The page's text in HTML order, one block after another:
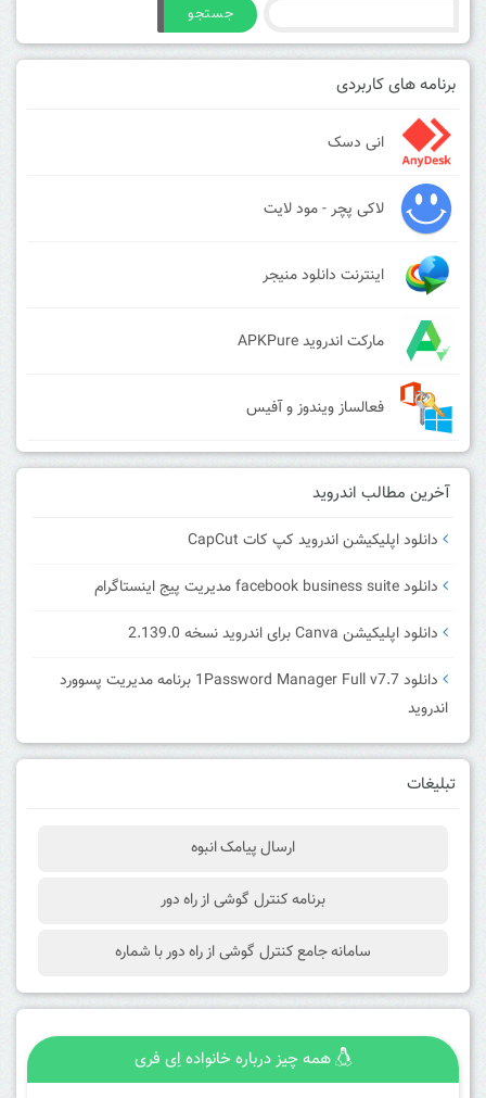
جستجو
برنامه های کاربردی
انی دسک
لاکی پچر - مود لایت
اینترنت دانلود منیجر
مارکت اندروید APKPure
فعالساز ویندوز و آفیس
آخرین مطالب اندروید
دانلود اپلیکیشن اندروید کپ کات CapCut
دانلود facebook business suite مدیریت پیج اینستاگرام
دانلود اپلیکیشن Canva برای اندروید نسخه 2.139.0
دانلود 1Password Manager Full v7.7 برنامه مدیریت پسوورد
اندروید
تبلیغات
ارسال پیامک انبوه
برنامه کنترل گوشی از راه دور
سامانه جامع کنترل گوشی از راه دور با شماره
همه چیز درباره خانواده اِی فری